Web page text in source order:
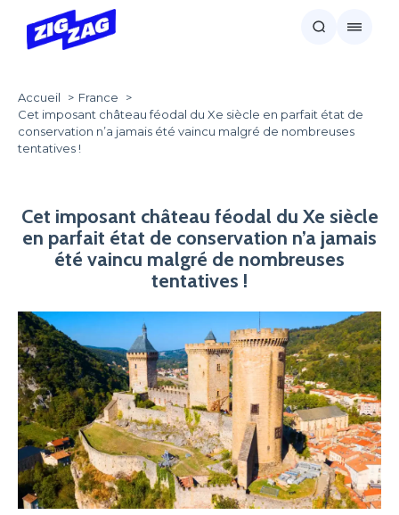
Accueil
France
Cet imposant château féodal du Xe siècle en parfait état de
conservation n’a jamais été vaincu malgré de nombreuses
tentatives !
Cet imposant château féodal du Xe siècle
en parfait état de conservation n’a jamais
été vaincu malgré de nombreuses
tentatives !